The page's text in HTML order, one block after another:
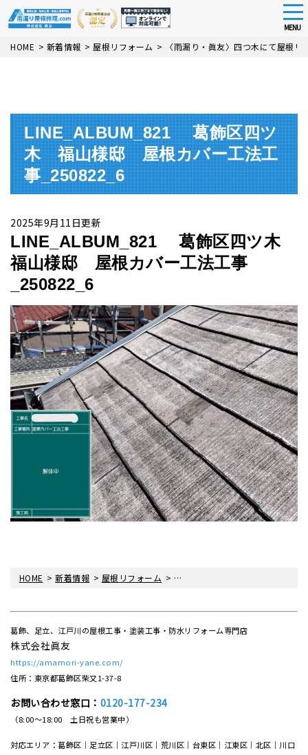
Skip
MENU
HOME > 新着情報 > 屋根リフォーム > 〈雨漏り・眞友〉四つ木にて屋根
LINE_ALBUM_821 葛飾区四ツ
木 福山様邸 屋根カバー工法工
事_250822_6
2025年9月11日更新
LINE_ALBUM_821 葛飾区四ツ木
福山様邸 屋根カバー工法工事
_250822_6
HOME >新着情報 > 屋根リフォーム > 〈雨漏り・眞友〉四つ木にて屋根
葛飾、足立、江戸川の屋根工事・塗装工事・防水リフォーム専門店
株式会社眞友
https://amamori-yane.com/
住所：東京都葛飾区柴又1-37-8
お問い合わせ窓口： 0120-177-234
（8:00～18:00 土日祝も営業中）
対応エリア：葛飾区｜足立区｜江戸川区｜荒川区｜台東区｜江東区｜北区｜川口